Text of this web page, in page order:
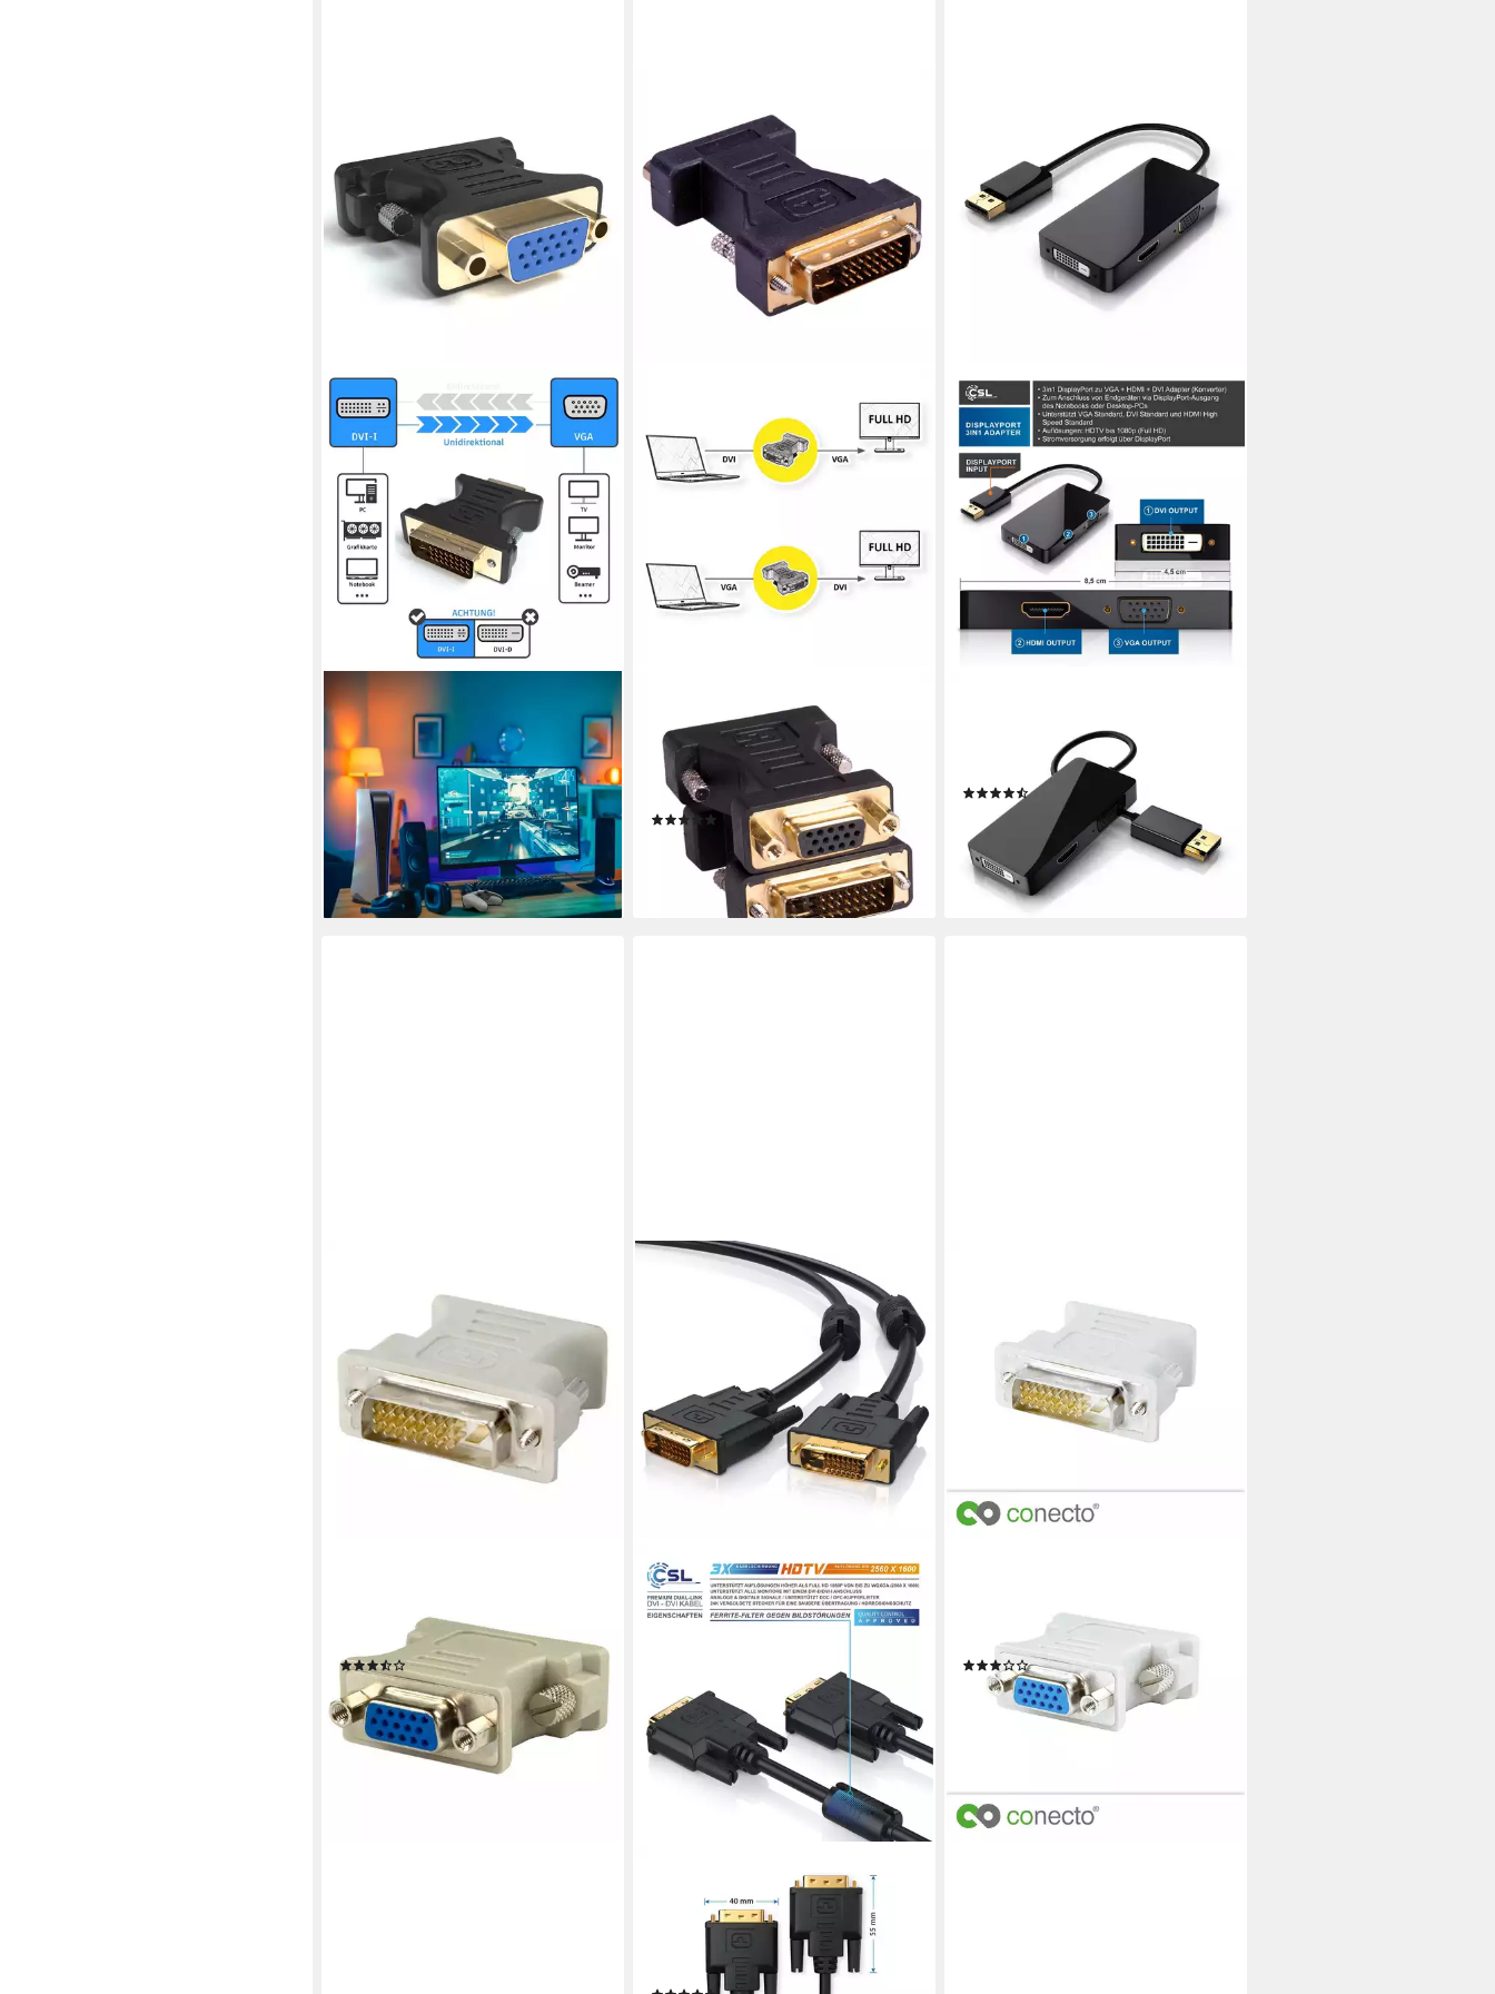
JAMEGA
DVI auf VGA Adapter 24+5 Stecker
TFT Monitoradapter Beamer
Computer Adapter
5,99 € UVP9,98 €
-40%
lieferbar - in 2-3 Werktagen bei dir
DVI-VGA Adapter, DVI ST / VGA BU
Audio- & Video-Adapter DVI-I 24+5
Männlich (Stecker) zu HD D-Sub 15-
polig (HD-15), VGA Weiblich
(Buchse)
(1)
ab 6,03 € UVP12,07 €
lieferbar - in 3-4 Werktagen bei dir
VGA zu DisplayPort, 15 cm, 3in1,
Konverter-Kabel, Full HD 1080p
(31)
13,47 € 29,99 €
-55%
lieferbar - in 2-3 Werktagen bei dir
DVI-D-Stecker VGA-Kupplung
(24+1-poli Video-Adapter
(2)
2,49 €
lieferbar - in 2-3 Werktagen bei dir
Video-Kabel, DVI-D (DL), (200 cm),
Monitor Verbindungskabel Dual-Link
24+1 Auflösung bis 2560x1600 -
Stecker VGA-Kupplung (24+1-polig
männlic Video-Adapter
(1)
2,49 €
lieferbar - in 2-3 Werktagen bei dir